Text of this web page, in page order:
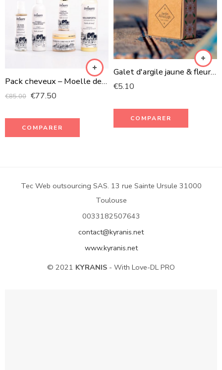
Pack cheveux – Moelle de bœuf
€85.00 €77.50
COMPARER
Galet d'argile jaune & fleur d'orange
€5.10
COMPARER
Tec Web outsourcing SAS. 13 rue Sainte Ursule 31000
Toulouse
0033182507643
contact@kyranis.net
www.kyranis.net
© 2021 KYRANIS - With Love-DL PRO